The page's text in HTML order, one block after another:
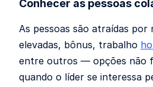
Conhecer as pessoas
As pessoas são atraídas por
elevadas, bônus, trabalho
entre outros — opções não
quando o líder se interessa